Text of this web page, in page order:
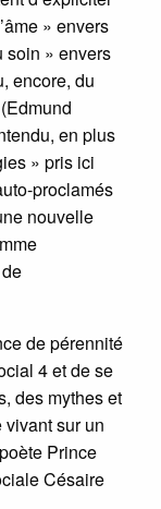
» envers
soin » envers
encore, du
en plus
» pris ici
proclamés
nouvelle
de pérennité
4 et de se
des mythes et
sur un
Prince
Césaire